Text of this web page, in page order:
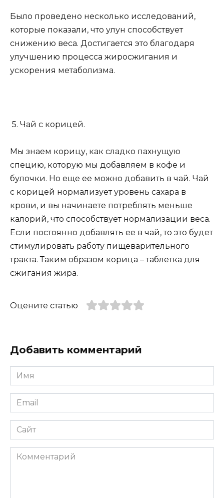
Было проведено несколько исследований,
которые показали, что улун способствует
снижению веса. Достигается это благодаря
улучшению процесса жиросжигания и
ускорения метаболизма.
5. Чай с корицей.
Мы знаем корицу, как сладко пахнущую
специю, которую мы добавляем в кофе и
булочки. Но еще ее можно добавить в чай. Чай
с корицей нормализует уровень сахара в
крови, и вы начинаете потреблять меньше
калорий, что способствует нормализации веса.
Если постоянно добавлять ее в чай, то это будет
стимулировать работу пищеварительного
тракта. Таким образом корица – таблетка для
сжигания жира.
Оцените статью
Добавить комментарий
Имя
*
Email
*
Сайт
Комментарий